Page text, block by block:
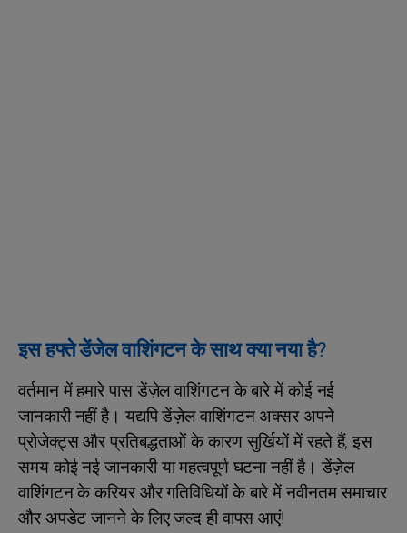
इस हफ्ते डेंजेल वाशिंगटन के साथ क्या नया है?
वर्तमान में हमारे पास डेंज़ेल वाशिंगटन के बारे में कोई नई
जानकारी नहीं है। यद्यपि डेंज़ेल वाशिंगटन अक्सर अपने
प्रोजेक्ट्स और प्रतिबद्धताओं के कारण सुर्खियों में रहते हैं, इस
समय कोई नई जानकारी या महत्वपूर्ण घटना नहीं है। डेंज़ेल
वाशिंगटन के करियर और गतिविधियों के बारे में नवीनतम समाचार
और अपडेट जानने के लिए जल्द ही वापस आएं!